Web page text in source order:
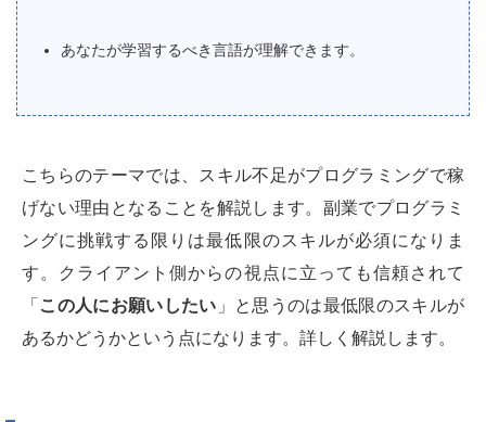
あなたが学習するべき言語が理解できます。
こちらのテーマでは、スキル不足がプログラミングで稼
げない理由となることを解説します。副業でプログラミ
ングに挑戦する限りは最低限のスキルが必須になりま
す。クライアント側からの視点に立っても信頼されて
「 この人にお願いしたい 」と思うのは最低限のスキルが
あるかどうかという点になります。詳しく解説します。